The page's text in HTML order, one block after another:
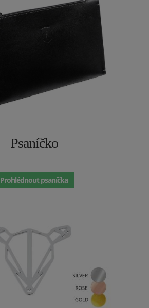
Psaníčko
Prohlédnout psaníčka